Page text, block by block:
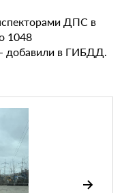
ДПС в
1048
добавили в ГИБДД.